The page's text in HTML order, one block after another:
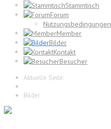
Stammtisch
Forum
Nutzungsbedingungen
Member
Bilder
Kontakt
Besucher
Aktuelle Seite:
Bilder